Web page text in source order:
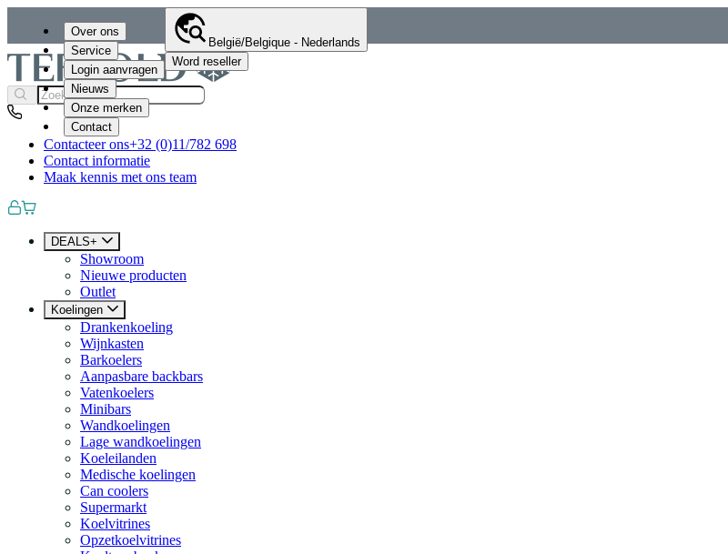
Over ons
Service
Login aanvragen
Nieuws
Onze merken
Contact
België/Belgique - Nederlands
Word reseller
Contacteer ons+32 (0)11/782 698
Contact informatie
Maak kennis met ons team
DEALS+
Showroom
Nieuwe producten
Outlet
Koelingen
Drankenkoeling
Wijnkasten
Barkoelers
Aanpasbare backbars
Vatenkoelers
Minibars
Wandkoelingen
Lage wandkoelingen
Koeleilanden
Medische koelingen
Can coolers
Supermarkt
Koelvitrines
Opzetkoelvitrines